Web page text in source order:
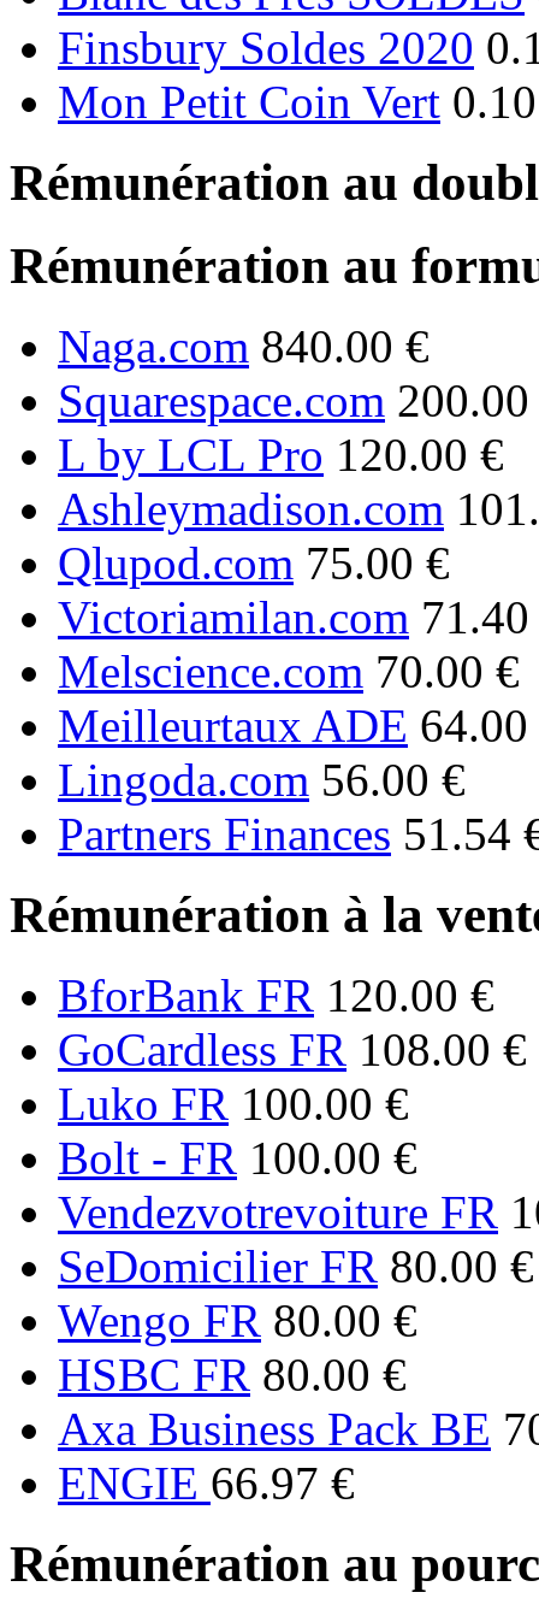
Finsbury Soldes 2020
Mon Petit Coin Vert
Rémunération au
Rémunération au
Naga.com 840.00 €
Squarespace.com
L by LCL Pro 120.00 €
Ashleymadison.com
Qlupod.com 75.00 €
Victoriamilan.com
Melscience.com 70.00 €
Meilleurtaux ADE 64.00
Lingoda.com 56.00 €
Partners Finances 51.54
Rémunération à la
BforBank FR 120.00 €
GoCardless FR 108.00 €
Luko FR 100.00 €
Bolt - FR 100.00 €
Vendezvotrevoiture FR
SeDomicilier FR 80.00 €
Wengo FR 80.00 €
HSBC FR 80.00 €
Axa Business Pack BE
ENGIE 66.97 €
Rémunération au